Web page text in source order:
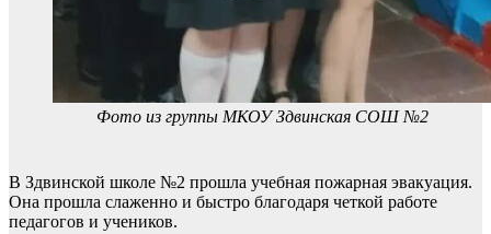
Фото из группы МКОУ Здвинская СОШ №2
В Здвинской школе №2 прошла учебная пожарная эвакуация.
Она прошла слаженно и быстро благодаря четкой работе
педагогов и учеников.